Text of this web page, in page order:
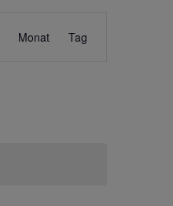
Ansichten-
Monat Tag